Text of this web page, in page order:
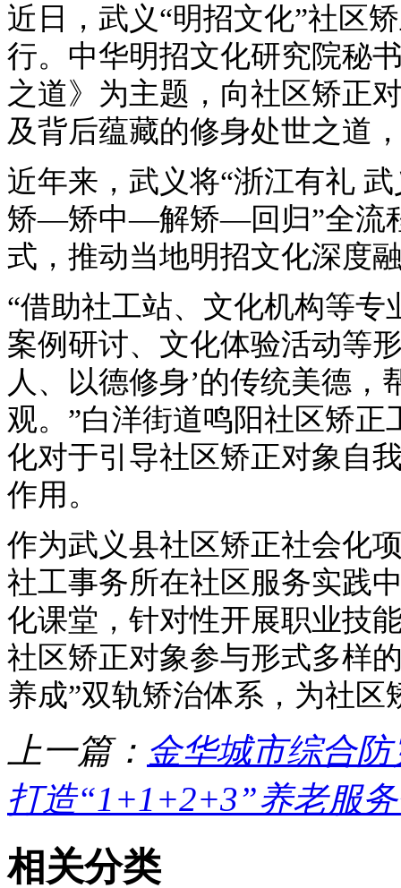
近日，武义“明招文化”社区
行。中华明招文化研究院秘
之道》为主题，向社区矫正
及背后蕴藏的修身处世之道
近年来，武义将“浙江有礼
矫—矫中—解矫—回归”全流
式，推动当地明招文化深度
“借助社工站、文化机构等
案例研讨、文化体验活动等
人、以德修身’的传统美德
观。”白洋街道鸣阳社区矫
化对于引导社区矫正对象自
作用。
作为武义县社区矫正社会化
社工事务所在社区服务实践
化课堂，针对性开展职业技
社区矫正对象参与形式多样
养成”双轨矫治体系，为社
上一篇： 金华城市综合
打造“1+1+2+3”养老服
相关分类